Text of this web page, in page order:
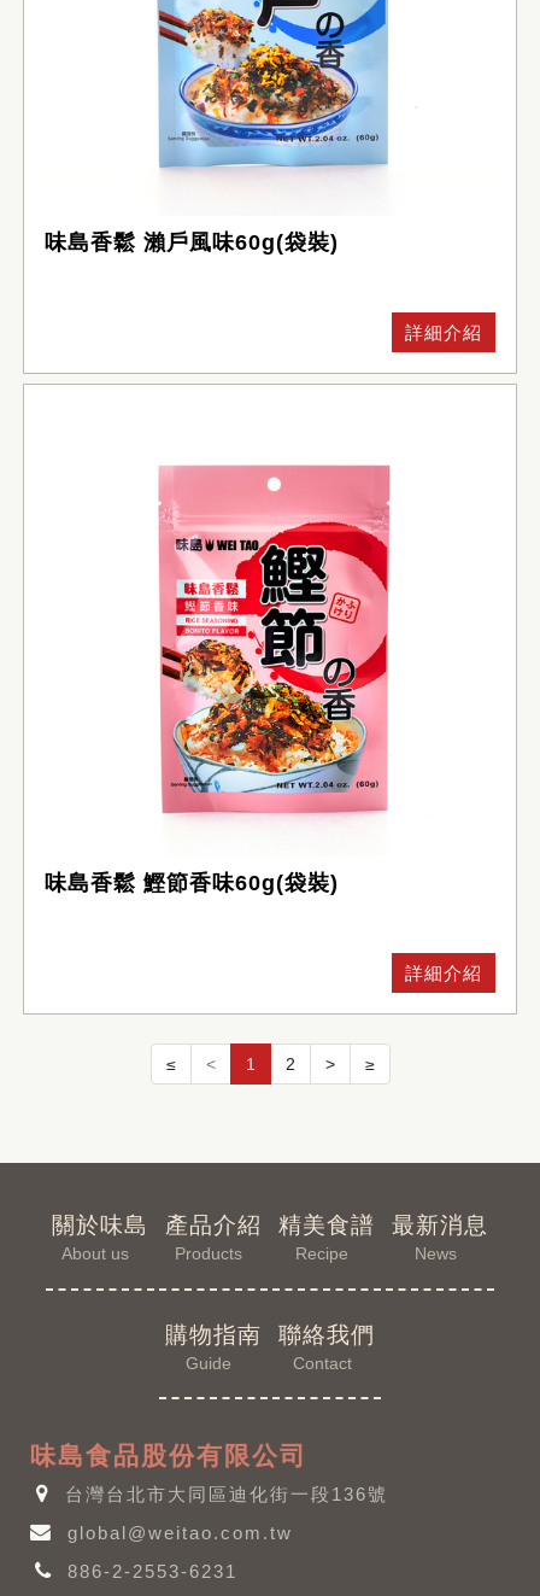
味島香鬆 瀨戶風味60g(袋裝)
詳細介紹
味島香鬆 鰹節香味60g(袋裝)
詳細介紹
≤ < 1 2 > ≥
關於味島
About us
產品介紹
Products
精美食譜
Recipe
最新消息
News
購物指南
Guide
聯絡我們
Contact
味島食品股份有限公司
台灣台北市大同區迪化街一段136號
global@weitao.com.tw
886-2-2553-6231